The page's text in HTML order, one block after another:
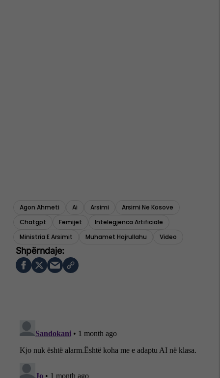
Agon Ahmeti Ai Arsimi
Arsimi Ne Kosove
Chatgpt
Femijet
Intelegjenca Artificiale
Ministria E Arsimit
Muhamet Hajrullahu Video